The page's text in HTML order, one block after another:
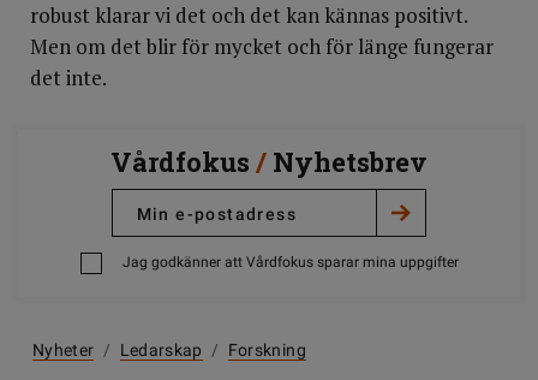
robust klarar vi det och det kan kännas positivt.
Men om det blir för mycket och för länge fungerar
det inte.
Vårdfokus / Nyhetsbrev
Jag godkänner att Vårdfokus sparar mina uppgifter
Nyheter / Ledarskap / Forskning